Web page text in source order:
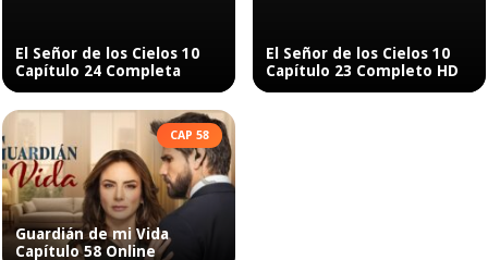
El Señor de los Cielos 10
Capítulo 24 Completa
El Señor de los Cielos 10
Capítulo 23 Completo HD
CAP 58
Guardián de mi Vida
Capítulo 58 Online